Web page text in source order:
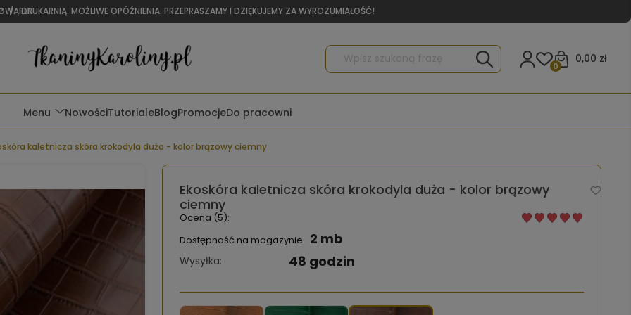
/ PLN
DRUKARNIĄ. MOŻLIWE OPÓŹNIENIA. PRZEPRASZAMY I DZIĘKUJEMY ZA WYROZUMIAŁOŚĆ!
0,00 zł
0
Menu NowościTutorialeBlogPromocjeDo pracowni
kaletnicza skóra krokodyla duża - kolor brązowy ciemny
Ekoskóra kaletnicza skóra krokodyla duża - kolor brązowy
ciemny
Ocena (5):
Dostępność na magazynie: 2 mb
Wysyłka: 48 godzin